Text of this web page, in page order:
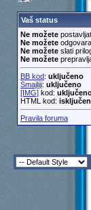
Vaš status
Ne možete
Ne možete
Ne možeteslati
Ne možete
BB kod: uključeno
Smajliji: uključeno
[IMG]kod:
HTML kod:
Pravila foruma